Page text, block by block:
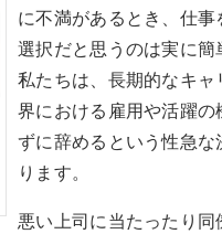
に不満があるとき、仕
選択だと思うのは実に
私たちは、長期的なキ
界における雇用や活躍の
ずに辞めるという性急
ります。
悪い上司に当たったり